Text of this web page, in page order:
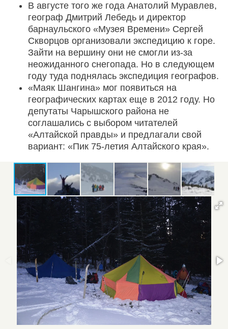
В августе того же года Анатолий Муравлев,
географ Дмитрий Лебедь и директор
барнаульского «Музея Времени» Сергей
Скворцов организовали экспедицию к горе.
Зайти на вершину они не смогли из-за
неожиданного снегопада. Но в следующем
году туда поднялась экспедиция географов.
«Маяк Шангина» мог появиться на
географических картах еще в 2012 году. Но
депутаты Чарышского района не
соглашались с выбором читателей
«Алтайской правды» и предлагали свой
вариант: «Пик 75-летия Алтайского края».